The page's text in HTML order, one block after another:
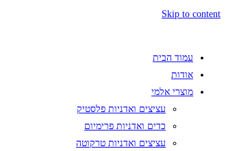
Skip to content
עמוד הבית
אודות
מוצרי אלמי
עציצים ואדניות פלסטיק
כדים ואדניות פרימיום
עציצים ואדניות טרקוטה